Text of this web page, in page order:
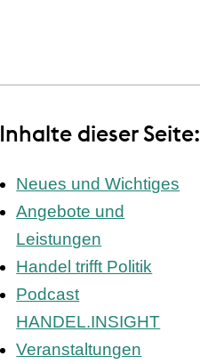
Inhalte dieser Seite:
Neues und Wichtiges
Angebote und
Leistungen
Handel trifft Politik
Podcast
HANDEL.INSIGHT
Veranstaltungen